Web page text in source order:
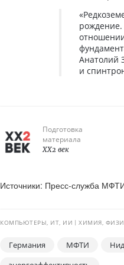
рождение.
Анатолий
и
Подготовка
материала
XX2 век
Источники: Пресс-служба
КОМПЬЮТЕРЫ, ИТ, ИИ ХИМИЯ,
Германия МФТИ